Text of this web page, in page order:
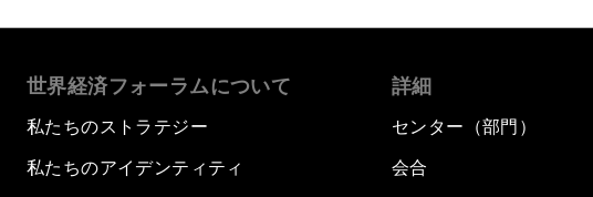
世界経済フォーラムについて
私たちのストラテジー
私たちのアイデンティティ
詳細
センター（部門）
会合